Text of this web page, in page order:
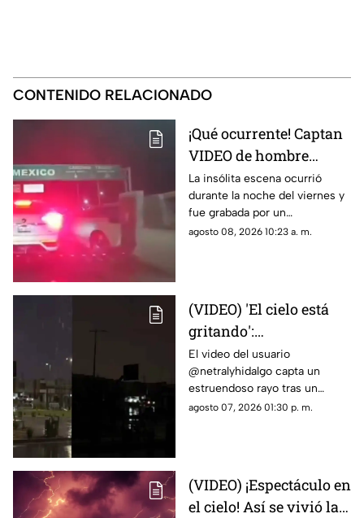
CONTENIDO RELACIONADO
¡Qué ocurrente! Captan
VIDEO de hombre
gateando sobre el
puente libre para
intentar cruzar a
Estados Unidos
La insólita escena ocurrió
durante la noche del viernes y
fue grabada por un
automovilista que transitaba
agosto 08, 2026 10:23 a. m.
(VIDEO) 'El cielo está
gritando':
Impresionante sonido
durante un trueno en
Ciudad Juárez causa
asombro
El video del usuario
@netralyhidalgo capta un
estruendoso rayo tras un
momento de calma,
agosto 07, 2026 01:30 p. m.
(VIDEO) ¡Espectáculo en
el cielo! Así se vivió la